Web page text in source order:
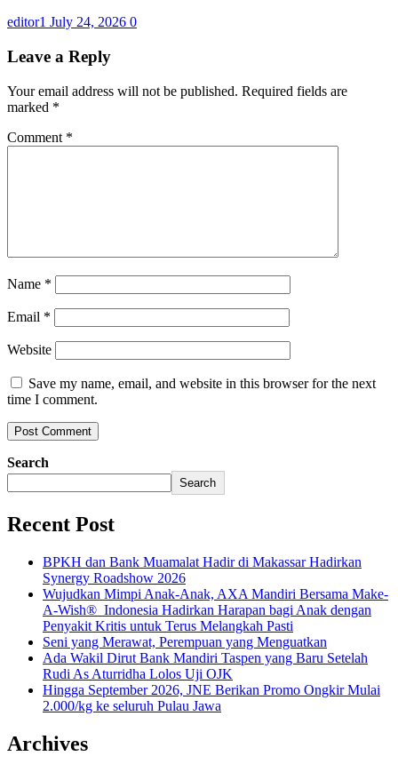
editor1 July 24, 2026 0
Leave a Reply
Your email address will not be published. Required fields are
marked *
Comment *
Name *
Email *
Website
Save my name, email, and website in this browser for the next
time I comment.
Search
Search
Recent Post
BPKH dan Bank Muamalat Hadir di Makassar Hadirkan
Synergy Roadshow 2026
Wujudkan Mimpi Anak-Anak, AXA Mandiri Bersama Make-
A-Wish® Indonesia Hadirkan Harapan bagi Anak dengan
Penyakit Kritis untuk Terus Melangkah Pasti
Seni yang Merawat, Perempuan yang Menguatkan
Ada Wakil Dirut Bank Mandiri Taspen yang Baru Setelah
Rudi As Aturridha Lolos Uji OJK
Hingga September 2026, JNE Berikan Promo Ongkir Mulai
2.000/kg ke seluruh Pulau Jawa
Archives